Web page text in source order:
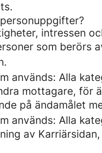
intressen
som berörs
används: Alla
mottagare, för
på ändamålet
används: Alla
av